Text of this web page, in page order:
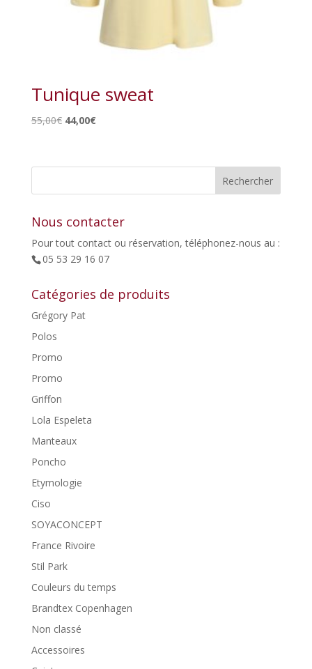
Tunique sweat
55,00€ Le
était :
44,00€Le
est :
Nous contacter
Pour tout contact ou réservation, téléphonez-nous au :
05 53 29 16 07
Catégories de produits
Grégory Pat
Polos
Promo
Promo
Griffon
Lola Espeleta
Manteaux
Poncho
Etymologie
Ciso
SOYACONCEPT
France Rivoire
Stil Park
Couleurs du temps
Brandtex Copenhagen
Non classé
Accessoires